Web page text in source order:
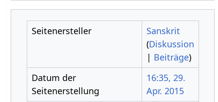
Seitenersteller
Sanskrit
(Diskussion
| Beiträge)
Datum der
Seitenerstellung
16:35, 29.
Apr. 2015